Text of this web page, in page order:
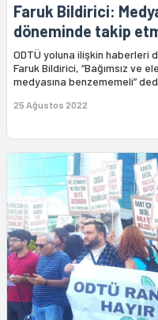
Faruk Bildirici:
döneminde takip
ODTÜ yoluna ilişkin haberleri
Faruk Bildirici, “Bağımsız
medyasına benzememeli”
25 Ağustos 2022